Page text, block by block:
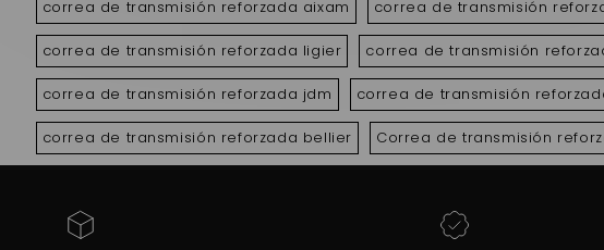
correa de transmisión reforzada aixam
correa de transmisión
correa de transmisión reforzada ligier correa de transmisión
correa de transmisión reforzada jdm correa de transmisión
correa de transmisión reforzada bellier Correa de transmisión